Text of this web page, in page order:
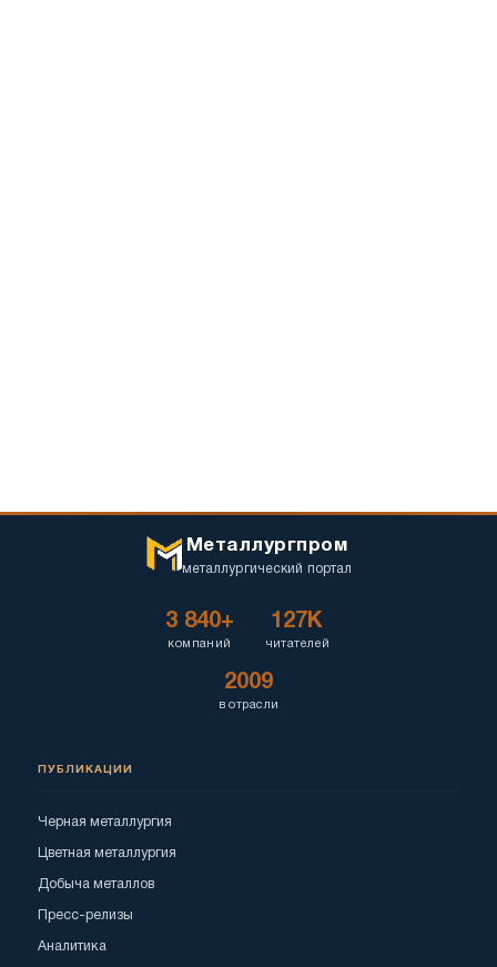
Металлургпром
металлургический портал
3 840+
компаний
127K
читателей
2009
в отрасли
ПУБЛИКАЦИИ
Черная металлургия
Цветная металлургия
Добыча металлов
Пресс-релизы
Аналитика